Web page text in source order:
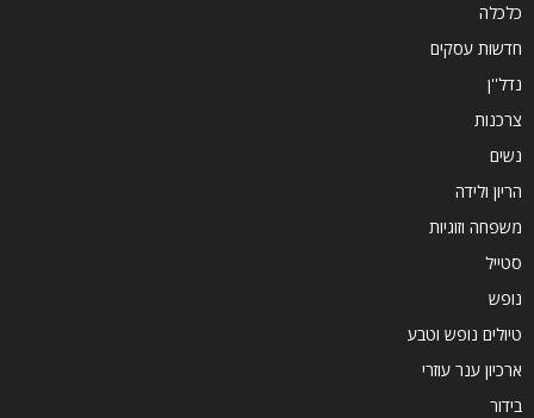
כלכלה
חדשות עסקים
נדל''ן
צרכנות
נשים
הריון ולידה
משפחה וזוגיות
סטייל
נופש
טיולים נופש וטבע
ארכיון ענר עוזרי
בידור